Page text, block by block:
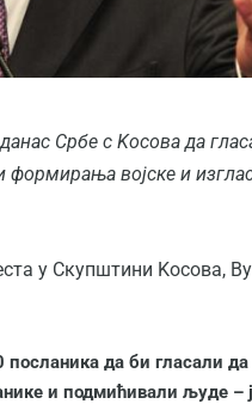
Србе с Kосова да
формирања војске и
у Скупштини Kосова,
да би гласали да
и подмићивали људе –